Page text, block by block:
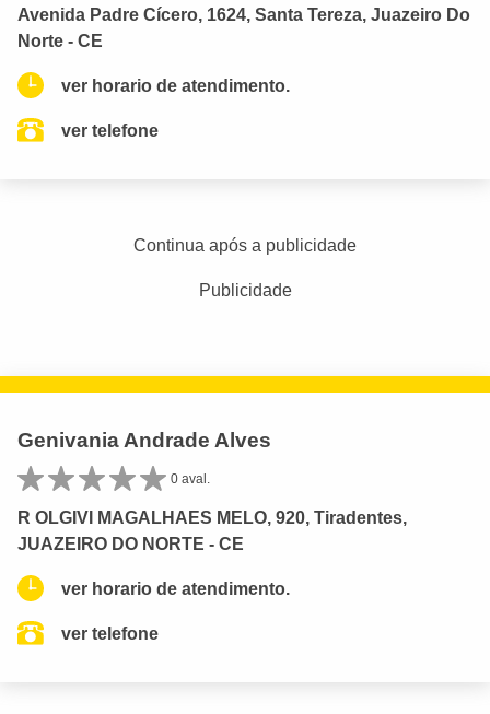
Avenida Padre Cícero, 1624, Santa Tereza, Juazeiro Do
Norte - CE
ver horario de atendimento.
ver telefone
Continua após a publicidade
Publicidade
Genivania Andrade Alves
0 aval.
R OLGIVI MAGALHAES MELO, 920, Tiradentes,
JUAZEIRO DO NORTE - CE
ver horario de atendimento.
ver telefone